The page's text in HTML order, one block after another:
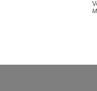
Voisins-le-